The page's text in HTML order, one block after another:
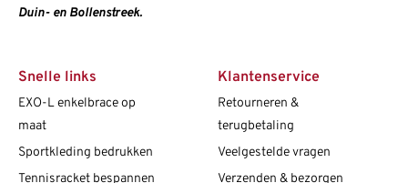
Duin- en Bollenstreek.
Snelle links
EXO-L enkelbrace op
maat
Sportkleding bedrukken
Tennisracket bespannen
Klantenservice
Retourneren &
terugbetaling
Veelgestelde vragen
Verzenden & bezorgen